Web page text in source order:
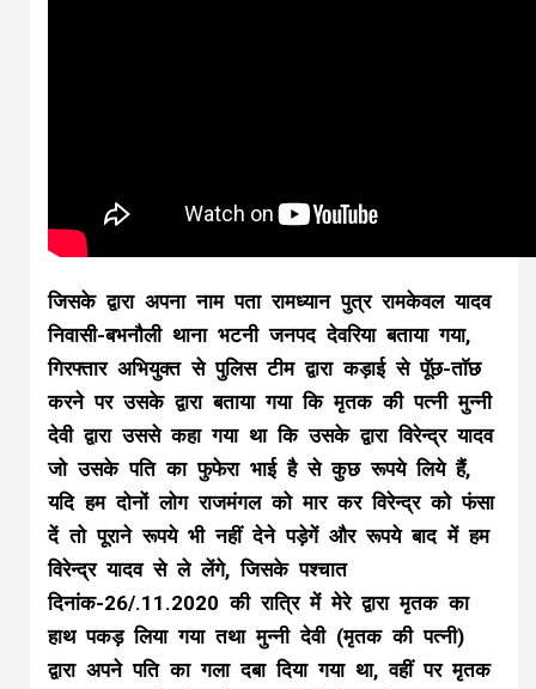
जिसके द्वारा अपना नाम पता रामध्यान पुत्र रामकेवल यादव
निवासी-बभनौली थाना भटनी जनपद देवरिया बताया गया,
गिरफ्तार अभियुक्त से पुलिस टीम द्वारा कड़ाई से पूॅछ-ताॅछ
करने पर उसके द्वारा बताया गया कि मृतक की पत्नी मुन्नी
देवी द्वारा उससे कहा गया था कि उसके द्वारा विरेन्द्र यादव
जो उसके पति का फुफेरा भाई है से कुछ रूपये लिये हैं,
यदि हम दोनों लोग राजमंगल को मार कर विरेन्द्र को फंसा
दें तो पूराने रूपये भी नहीं देने पड़ेगें और रूपये बाद में हम
विरेन्द्र यादव से ले लेंगे, जिसके पश्चात
दिनांक-26/.11.2020 की रात्रि में मेरे द्वारा मृतक का
हाथ पकड़ लिया गया तथा मुन्नी देवी (मृतक की पत्नी)
द्वारा अपने पति का गला दबा दिया गया था, वहीं पर मृतक